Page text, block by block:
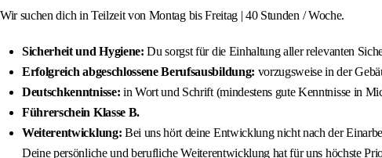
Wir suchen dich in Teilzeit von Montag bis Freitag | 40 Stunden / Woche.
Sicherheit und Hygiene: Du sorgst für die Einhaltung aller relevanten
Erfolgreich abgeschlossene Berufsausbildung: vorzugsweise in der
Deutschkenntnisse: in Wort und Schrift (mindestens gute Kenntnisse in
Führerschein Klasse B.
Weiterentwicklung: Bei uns hört deine Entwicklung nicht nach der
Deine persönliche und berufliche Weiterentwicklung hat für uns höchste